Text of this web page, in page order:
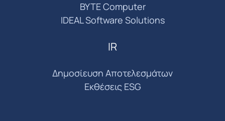
BYTE Computer
IDEAL Software Solutions
IR
Δημοσίευση Αποτελεσμάτων
Εκθέσεις ESG